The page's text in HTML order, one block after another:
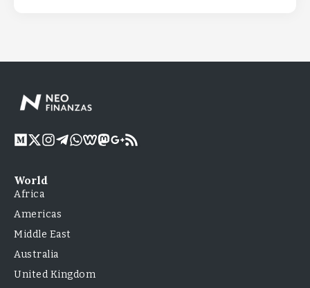
World
Africa
Americas
Middle East
Australia
United Kingdom